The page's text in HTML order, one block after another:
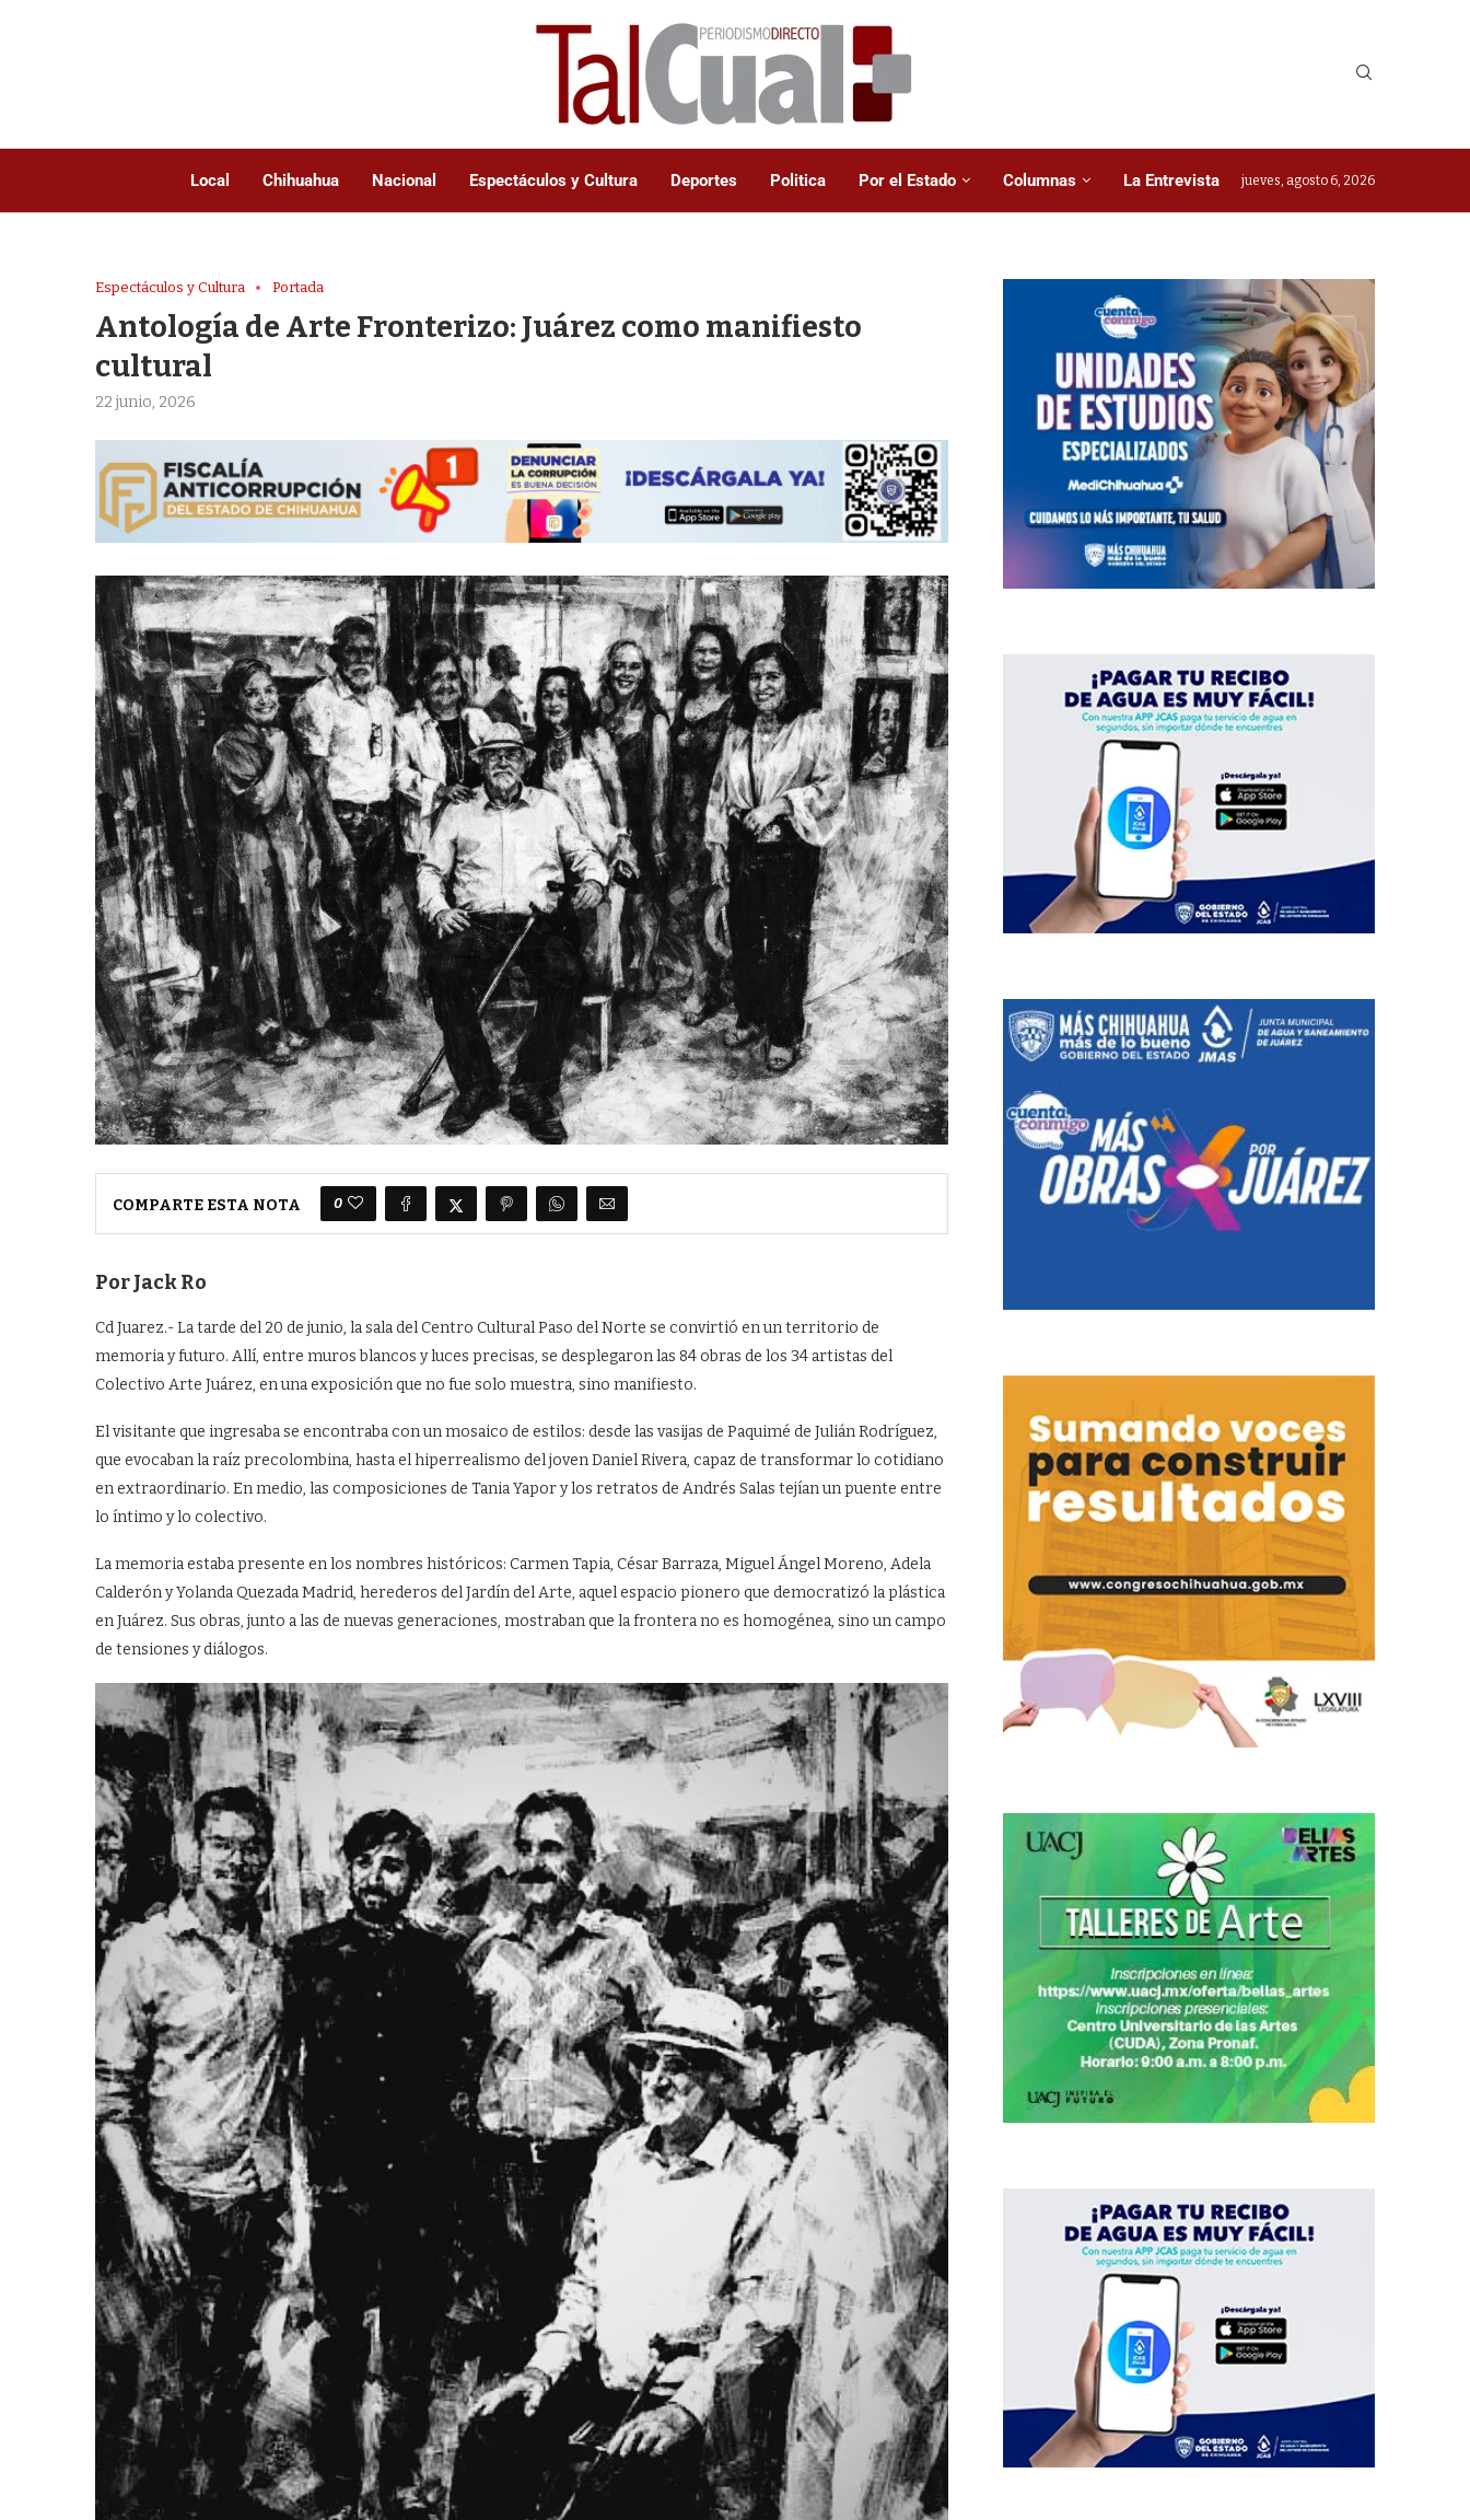
Local Chihuahua Nacional Espectáculos y Cultura Deportes Politica Por el Estado Columnas La Entrevista jueves, agosto 6, 2026
Espectáculos y Cultura Portada
Antología de Arte Fronterizo: Juárez como manifiesto
cultural
22 junio, 2026
COMPARTE ESTA NOTA 0
Por Jack Ro
Cd Juarez.- La tarde del 20 de junio, la sala del Centro Cultural Paso del Norte se convirtió en un territorio de
memoria y futuro. Allí, entre muros blancos y luces precisas, se desplegaron las 84 obras de los 34 artistas del
Colectivo Arte Juárez, en una exposición que no fue solo muestra, sino manifiesto.
El visitante que ingresaba se encontraba con un mosaico de estilos: desde las vasijas de Paquimé de Julián Rodríguez,
que evocaban la raíz precolombina, hasta el hiperrealismo del joven Daniel Rivera, capaz de transformar lo cotidiano
en extraordinario. En medio, las composiciones de Tania Yapor y los retratos de Andrés Salas tejían un puente entre
lo íntimo y lo colectivo.
La memoria estaba presente en los nombres históricos: Carmen Tapia, César Barraza, Miguel Ángel Moreno, Adela
Calderón y Yolanda Quezada Madrid, herederos del Jardín del Arte, aquel espacio pionero que democratizó la plástica
en Juárez. Sus obras, junto a las de nuevas generaciones, mostraban que la frontera no es homogénea, sino un campo
de tensiones y diálogos.